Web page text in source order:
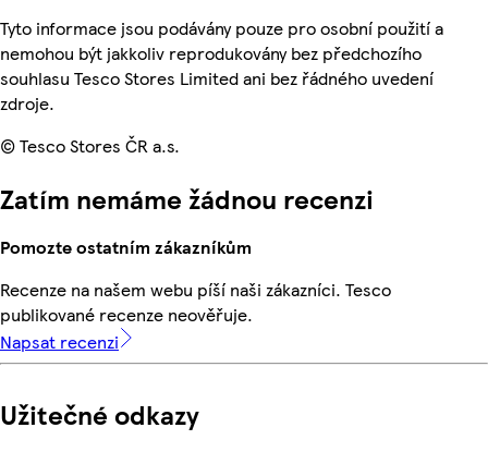
Tyto informace jsou podávány pouze pro osobní použití a
nemohou být jakkoliv reprodukovány bez předchozího
souhlasu Tesco Stores Limited ani bez řádného uvedení
zdroje.
© Tesco Stores ČR a.s.
Zatím nemáme žádnou recenzi
Pomozte ostatním zákazníkům
Recenze na našem webu píší naši zákazníci. Tesco
publikované recenze neověřuje.
Napsat recenzi
Užitečné odkazy